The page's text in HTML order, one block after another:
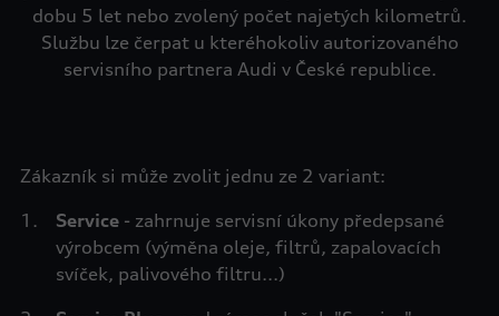
dobu 5 let nebo zvolený počet najetých kilometrů.
Službu lze čerpat u kteréhokoliv autorizovaného
servisního partnera Audi v České republice.
Zákazník si může zvolit jednu ze 2 variant:
Service- zahrnuje servisní úkony předepsané
výrobcem (výměna oleje, filtrů, zapalovacích
svíček, palivového filtru...)